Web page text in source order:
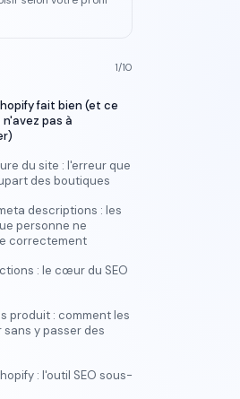
1/10
fait bien (et ce
pas à
du site : l'erreur que
des boutiques
descriptions : les
personne ne
correctement
: le cœur du SEO
produit : comment les
sans y passer des
: l'outil SEO sous-